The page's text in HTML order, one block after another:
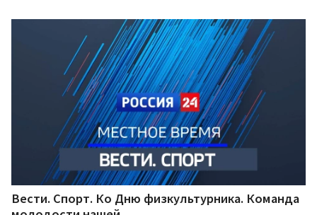
Вести. Спорт. Ко Дню физкультурника. Команда